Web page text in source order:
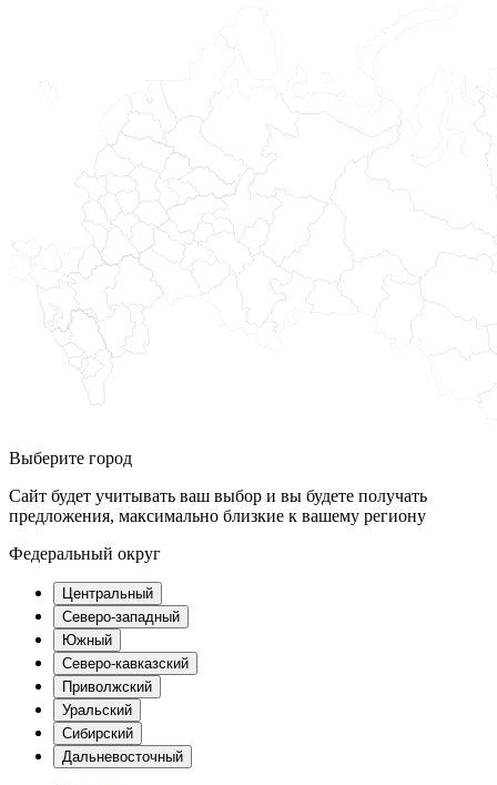
Выберите город
Сайт будет учитывать ваш выбор и вы будете получать
предложения, максимально близкие к вашему региону
Федеральный округ
Центральный
Северо-западный
Южный
Северо-кавказский
Приволжский
Уральский
Сибирский
Дальневосточный